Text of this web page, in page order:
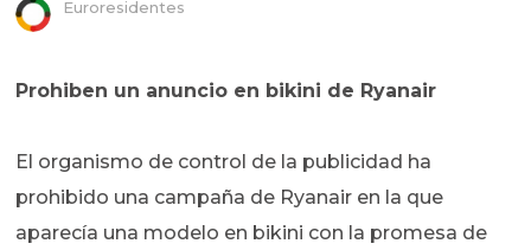
Euroresidentes
Prohiben un anuncio en bikini de Ryanair
El organismo de control de la publicidad ha
prohibido una campaña de Ryanair en la que
aparecía una modelo en bikini con la promesa de